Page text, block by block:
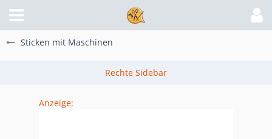
Sticken mit Maschinen
Anzeige: